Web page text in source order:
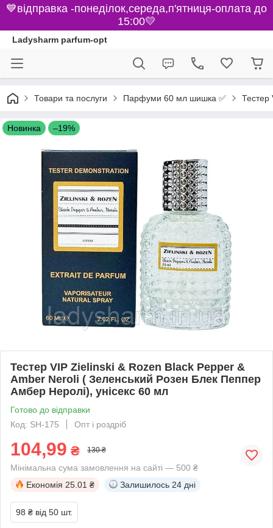
💙відправка -понеділок,середа,п'ятниця-оплата до
15:00💛
Ladysharm parfum-opt
Товари та послуги Парфуми 60 мл шишка ✅ Тестер
Новинка –19%
Тестер VIP Zielinski & Rozen Black Pepper &
Amber Neroli ( Зеленський Розен Блек Пеппер
Амбер Неролі), унісекс 60 мл
Готово до відправки
Код: SH-175
Опт і роздріб
104,99 ₴ 130 ₴
Мінімальна сума замовлення на сайті — 500 ₴
Економія 25.01 ₴ Залишилось 24 дні
98 ₴ від 50 шт.